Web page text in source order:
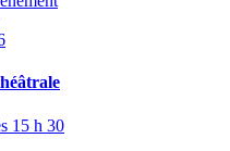
15 h 30